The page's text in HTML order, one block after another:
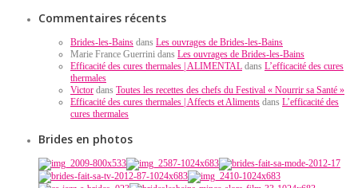
Commentaires récents
Brides-les-Bains dans Les ouvrages de Brides-les-Bains
Marie France Guerrini dans Les ouvrages de Brides-les-Bains
Efficacité des cures thermales | ALIMENTAL dans L’efficacité des cures
thermales
Victor dans Toutes les recettes des chefs du Festival « Nourrir sa Santé »
Efficacité des cures thermales | Affects et Aliments dans L’efficacité des
cures thermales
Brides en photos